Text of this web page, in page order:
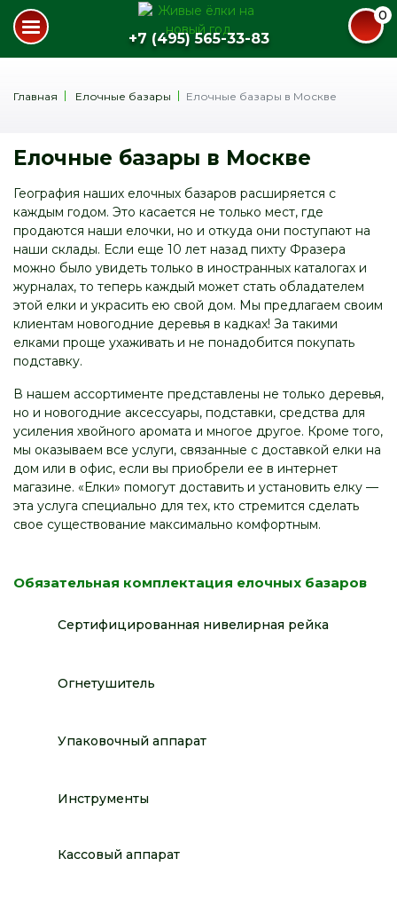
+7 (495) 565-33-83
0
Главная Елочные базары Елочные базары в Москве
Елочные базары в Москве
География наших елочных базаров расширяется с
каждым годом. Это касается не только мест, где
продаются наши елочки, но и откуда они поступают на
наши склады. Если еще 10 лет назад пихту Фразера
можно было увидеть только в иностранных каталогах и
журналах, то теперь каждый может стать обладателем
этой елки и украсить ею свой дом. Мы предлагаем своим
клиентам новогодние деревья в кадках! За такими
елками проще ухаживать и не понадобится покупать
подставку.
В нашем ассортименте представлены не только деревья,
но и новогодние аксессуары, подставки, средства для
усиления хвойного аромата и многое другое. Кроме того,
мы оказываем все услуги, связанные с доставкой елки на
дом или в офис, если вы приобрели ее в интернет
магазине. «Елки» помогут доставить и установить елку —
эта услуга специально для тех, кто стремится сделать
свое существование максимально комфортным.
Обязательная комплектация елочных базаров
Сертифицированная нивелирная рейка
Огнетушитель
Упаковочный аппарат
Инструменты
Кассовый аппарат